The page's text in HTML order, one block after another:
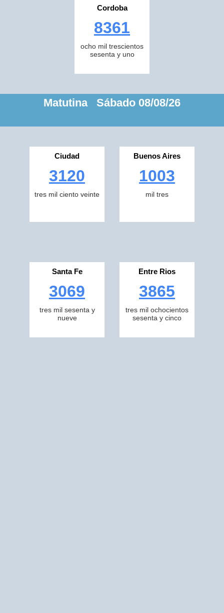
Cordoba
8361
ocho mil trescientos
sesenta y uno
Matutina Sábado 08/08/26
Ciudad
3120
tres mil ciento veinte
Buenos Aires
1003
mil tres
Santa Fe
3069
tres mil sesenta y
nueve
Entre Rios
3865
tres mil ochocientos
sesenta y cinco